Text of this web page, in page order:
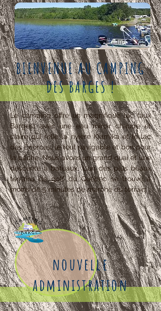
BIENVENUE AU CAMPING
DES BARGES !
Le camping offre un magnifique lac (aux
Barges) avec une eau miroir chaude et
claire qui relie la rivière Kiamika et le lac
des Écorces, le tout navigable et bon pour
la pêche. Nous avons un grand quai et une
descente à bateaux. L'un des plus beaux
terrains de golf du Québec se trouve à
moins de 5 minutes de marche du terrain.
nouvelle
administration